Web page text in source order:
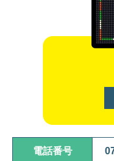
電話番号